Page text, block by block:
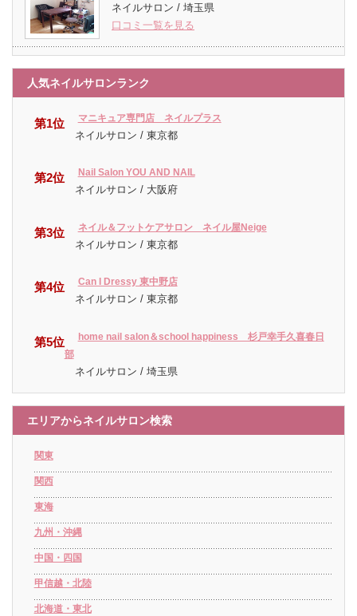
ネイルサロン / 埼玉県
口コミ一覧を見る
人気ネイルサロンランク
第1位 マニキュア専門店 ネイルプラス
ネイルサロン / 東京都
第2位 Nail Salon YOU AND NAIL
ネイルサロン / 大阪府
第3位 ネイル＆フットケアサロン ネイル屋Neige
ネイルサロン / 東京都
第4位 Can I Dressy 東中野店
ネイルサロン / 東京都
第5位
home nail salon＆school happiness 杉戸幸手久喜春日
部
ネイルサロン / 埼玉県
エリアからネイルサロン検索
関東
関西
東海
九州・沖縄
中国・四国
甲信越・北陸
北海道・東北